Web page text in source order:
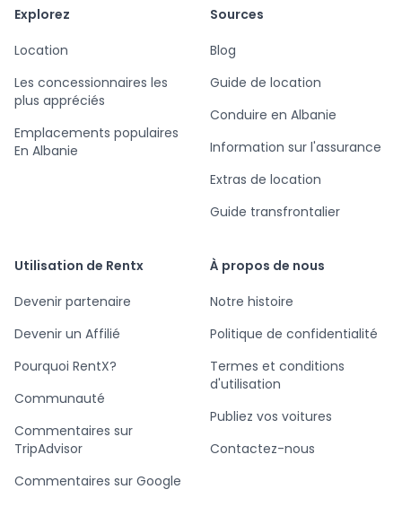
Explorez
Location
Les concessionnaires les
plus appréciés
Emplacements populaires
En Albanie
Sources
Blog
Guide de location
Conduire en Albanie
Information sur l'assurance
Extras de location
Guide transfrontalier
Utilisation de Rentx
Devenir partenaire
Devenir un Affilié
Pourquoi RentX?
Communauté
Commentaires sur
TripAdvisor
Commentaires sur Google
À propos de nous
Notre histoire
Politique de confidentialité
Termes et conditions
d'utilisation
Publiez vos voitures
Contactez-nous